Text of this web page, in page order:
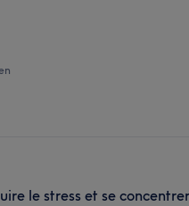
le stress et se